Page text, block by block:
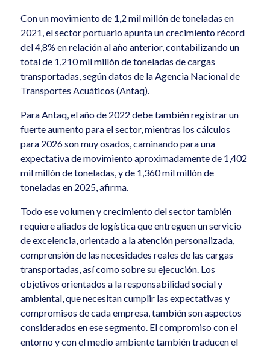
Con un movimiento de 1,2 mil millón de toneladas en
2021, el sector portuario apunta un crecimiento récord
del 4,8% en relación al año anterior, contabilizando un
total de 1,210 mil millón de toneladas de cargas
transportadas, según datos de la Agencia Nacional de
Transportes Acuáticos (Antaq).
Para Antaq, el año de 2022 debe también registrar un
fuerte aumento para el sector, mientras los cálculos
para 2026 son muy osados, caminando para una
expectativa de movimiento aproximadamente de 1,402
mil millón de toneladas, y de 1,360 mil millón de
toneladas en 2025, afirma.
Todo ese volumen y crecimiento del sector también
requiere aliados de logística que entreguen un servicio
de excelencia, orientado a la atención personalizada,
comprensión de las necesidades reales de las cargas
transportadas, así como sobre su ejecución. Los
objetivos orientados a la responsabilidad social y
ambiental, que necesitan cumplir las expectativas y
compromisos de cada empresa, también son aspectos
considerados en ese segmento. El compromiso con el
entorno y con el medio ambiente también traducen el